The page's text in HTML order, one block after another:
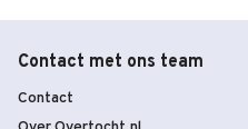
Contact met ons team
Contact